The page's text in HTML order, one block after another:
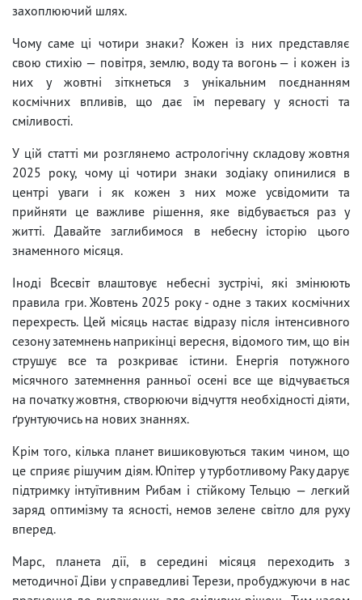
захоплюючий шлях.
Чому саме ці чотири знаки? Кожен із них представляє
свою стихію — повітря, землю, воду та вогонь — і кожен із
них у жовтні зіткнеться з унікальним поєднанням
космічних впливів, що дає їм перевагу у ясності та
сміливості.
У цій статті ми розглянемо астрологічну складову жовтня
2025 року, чому ці чотири знаки зодіаку опинилися в
центрі уваги і як кожен з них може усвідомити та
прийняти це важливе рішення, яке відбувається раз у
житті. Давайте заглибимося в небесну історію цього
знаменного місяця.
Іноді Всесвіт влаштовує небесні зустрічі, які змінюють
правила гри. Жовтень 2025 року - одне з таких космічних
перехресть. Цей місяць настає відразу після інтенсивного
сезону затемнень наприкінці вересня, відомого тим, що він
струшує все та розкриває істини. Енергія потужного
місячного затемнення ранньої осені все ще відчувається
на початку жовтня, створюючи відчуття необхідності діяти,
ґрунтуючись на нових знаннях.
Крім того, кілька планет вишиковуються таким чином, що
це сприяє рішучим діям. Юпітер у турботливому Раку дарує
підтримку інтуїтивним Рибам і стійкому Тельцю — легкий
заряд оптимізму та ясності, немов зелене світло для руху
вперед.
Марс, планета дії, в середині місяця переходить з
методичної Діви у справедливі Терези, пробуджуючи в нас